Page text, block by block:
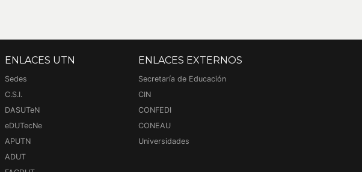
ENLACES UTN
Sedes
C.S.I.
DASUTeN
eDUTecNe
APUTN
ADUT
ENLACES EXTERNOS
Secretaría de Educación
CIN
CONFEDI
CONEAU
Universidades